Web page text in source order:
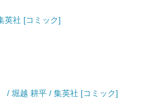
英社 [コミック]
/ 堀越 耕平 / 集英社 [コミック]